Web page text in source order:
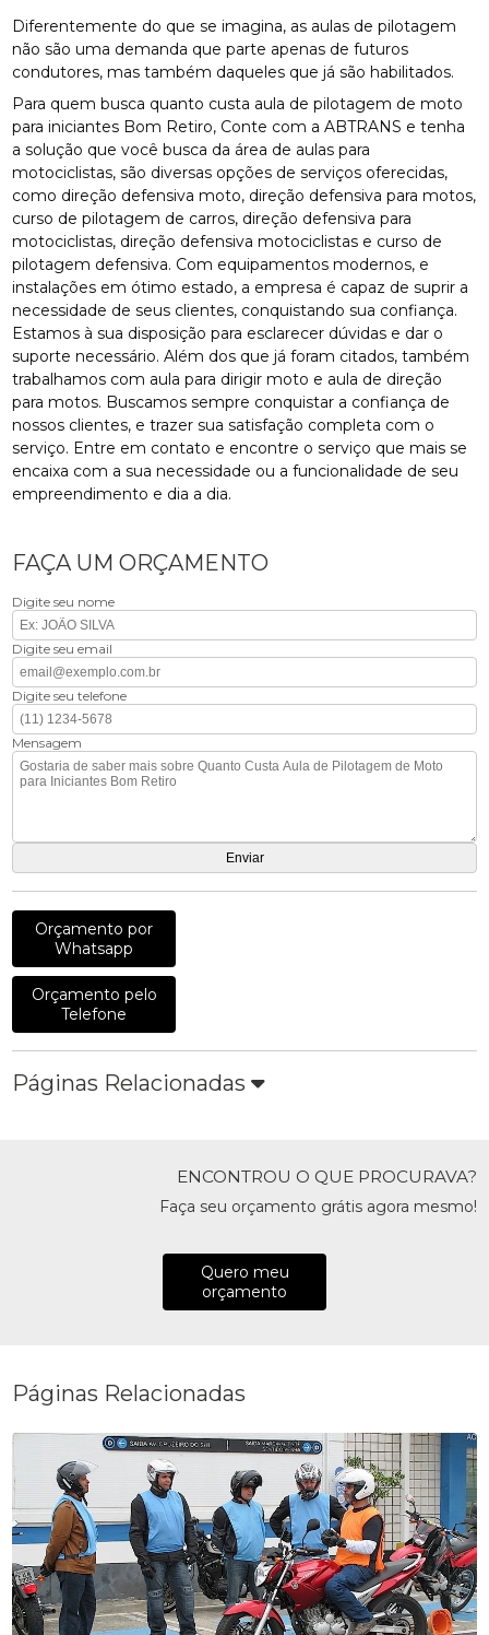
Diferentemente do que se imagina, as aulas de pilotagem
não são uma demanda que parte apenas de futuros
condutores, mas também daqueles que já são habilitados.
Para quem busca quanto custa aula de pilotagem de moto
para iniciantes Bom Retiro, Conte com a ABTRANS e tenha
a solução que você busca da área de aulas para
motociclistas, são diversas opções de serviços oferecidas,
como direção defensiva moto, direção defensiva para motos,
curso de pilotagem de carros, direção defensiva para
motociclistas, direção defensiva motociclistas e curso de
pilotagem defensiva. Com equipamentos modernos, e
instalações em ótimo estado, a empresa é capaz de suprir a
necessidade de seus clientes, conquistando sua confiança.
Estamos à sua disposição para esclarecer dúvidas e dar o
suporte necessário. Além dos que já foram citados, também
trabalhamos com aula para dirigir moto e aula de direção
para motos. Buscamos sempre conquistar a confiança de
nossos clientes, e trazer sua satisfação completa com o
serviço. Entre em contato e encontre o serviço que mais se
encaixa com a sua necessidade ou a funcionalidade de seu
empreendimento e dia a dia.
FAÇA UM ORÇAMENTO
Digite seu nome
Digite seu email
Digite seu telefone
Mensagem
Orçamento por
Whatsapp
Orçamento pelo
Telefone
Páginas Relacionadas
ENCONTROU O QUE PROCURAVA?
Faça seu orçamento grátis agora mesmo!
Quero meu
orçamento
Páginas Relacionadas